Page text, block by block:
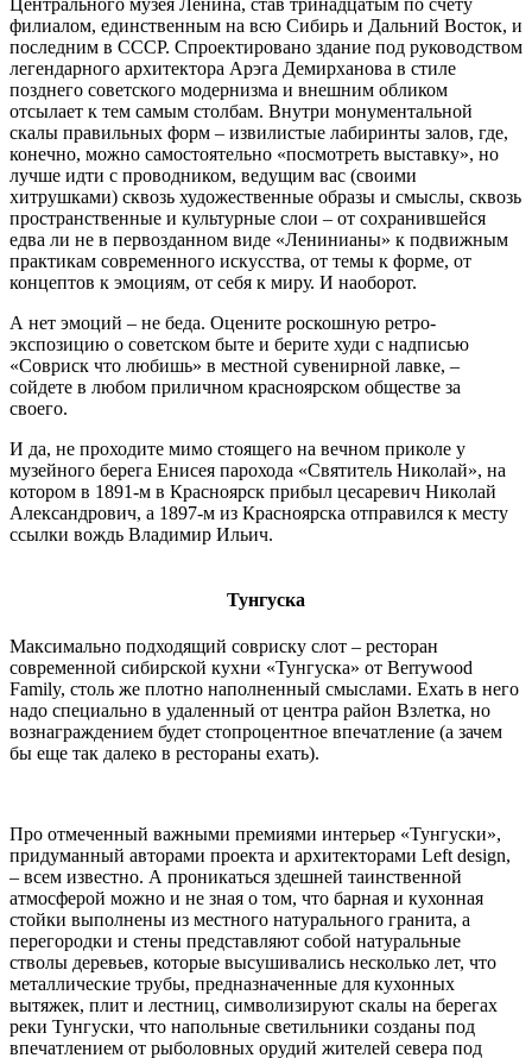
филиалом, единственным на всю Сибирь и Дальний Восток, и
последним в СССР. Спроектировано здание под руководством
легендарного архитектора Арэга Демирханова в стиле
позднего советского модернизма и внешним обликом
отсылает к тем самым столбам. Внутри монументальной
скалы правильных форм – извилистые лабиринты залов, где,
конечно, можно самостоятельно «посмотреть выставку», но
лучше идти с проводником, ведущим вас (своими
хитрушками) сквозь художественные образы и смыслы, сквозь
пространственные и культурные слои – от сохранившейся
едва ли не в первозданном виде «Ленинианы» к подвижным
практикам современного искусства, от темы к форме, от
концептов к эмоциям, от себя к миру. И наоборот.
А нет эмоций – не беда. Оцените роскошную ретро-
экспозицию о советском быте и берите худи с надписью
«Совриск что любишь» в местной сувенирной лавке, –
сойдете в любом приличном красноярском обществе за
своего.
И да, не проходите мимо стоящего на вечном приколе у
музейного берега Енисея парохода «Святитель Николай», на
котором в 1891-м в Красноярск прибыл цесаревич Николай
Александрович, а 1897-м из Красноярска отправился к месту
ссылки вождь Владимир Ильич.
Тунгуска
Максимально подходящий совриску слот – ресторан
современной сибирской кухни «Тунгуска» от Berrywood
Family, столь же плотно наполненный смыслами. Ехать в него
надо специально в удаленный от центра район Взлетка, но
вознаграждением будет стопроцентное впечатление (а зачем
бы еще так далеко в рестораны ехать).
Про отмеченный важными премиями интерьер «Тунгуски»,
придуманный авторами проекта и архитекторами Left design,
– всем известно. А проникаться здешней таинственной
атмосферой можно и не зная о том, что барная и кухонная
стойки выполнены из местного натурального гранита, а
перегородки и стены представляют собой натуральные
стволы деревьев, которые высушивались несколько лет, что
металлические трубы, предназначенные для кухонных
вытяжек, плит и лестниц, символизируют скалы на берегах
реки Тунгуски, что напольные светильники созданы под
впечатлением от рыболовных орудий жителей севера под